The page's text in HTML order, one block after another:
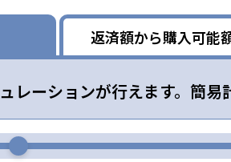
返済額から購入可能
レーションが行えます。簡易